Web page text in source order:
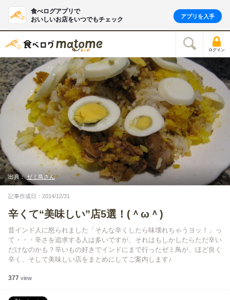
食べログアプリで
おいしいお店をいつでもチェック
アプリを入手
ログイン
出典：ゼミ鳥さん
記事作成日：2014/12/31
辛くて“美味しい”店5選！(＾ω＾)
昔インド人に怒られました「そんな辛くしたら味壊れちゃうヨッ！」っ
て・・・辛さを追求する人は多いですが、それはもしかしたらただ辛い
だけなのかも？辛いもの好きでインドにまで行ったゼミ鳥が、ほど良く
辛く、そして美味しい店をまとめにしてご案内します♪
377 view